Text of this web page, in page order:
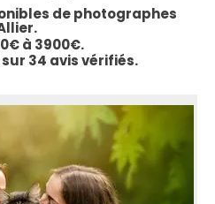
de photographes
à 3900€.
34 avis vérifiés.